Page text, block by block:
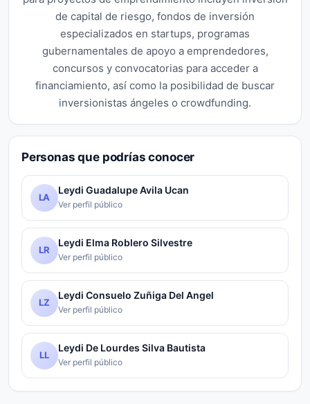
de capital de riesgo, fondos de inversión
especializados en startups, programas
gubernamentales de apoyo a emprendedores,
concursos y convocatorias para acceder a
financiamiento, así como la posibilidad de buscar
inversionistas ángeles o crowdfunding.
Personas que podrías conocer
LA
Leydi Guadalupe Avila Ucan
Ver perfil público
LR
Leydi Elma Roblero Silvestre
Ver perfil público
LZ
Leydi Consuelo Zuñiga Del Angel
Ver perfil público
LL
Leydi De Lourdes Silva Bautista
Ver perfil público